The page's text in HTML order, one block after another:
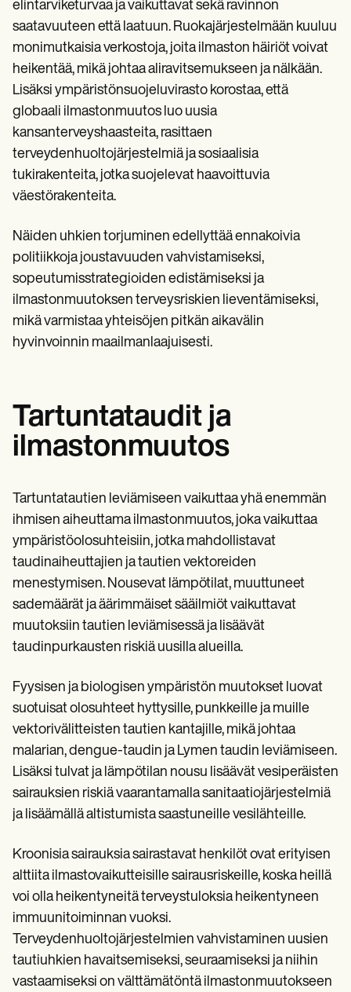
elintarviketurvaa ja vaikuttavat sekä ravinnon
saatavuuteen että laatuun. Ruokajärjestelmään kuuluu
monimutkaisia verkostoja, joita ilmaston häiriöt voivat
heikentää, mikä johtaa aliravitsemukseen ja nälkään.
Lisäksi ympäristönsuojeluvirasto korostaa, että
globaali ilmastonmuutos luo uusia
kansanterveyshaasteita, rasittaen
terveydenhuoltojärjestelmiä ja sosiaalisia
tukirakenteita, jotka suojelevat haavoittuvia
väestörakenteita.
Näiden uhkien torjuminen edellyttää ennakoivia
politiikkoja joustavuuden vahvistamiseksi,
sopeutumisstrategioiden edistämiseksi ja
ilmastonmuutoksen terveysriskien lieventämiseksi,
mikä varmistaa yhteisöjen pitkän aikavälin
hyvinvoinnin maailmanlaajuisesti.
Tartuntataudit ja
ilmastonmuutos
Tartuntatautien leviämiseen vaikuttaa yhä enemmän
ihmisen aiheuttama ilmastonmuutos, joka vaikuttaa
ympäristöolosuhteisiin, jotka mahdollistavat
taudinaiheuttajien ja tautien vektoreiden
menestymisen. Nousevat lämpötilat, muuttuneet
sademäärät ja äärimmäiset sääilmiöt vaikuttavat
muutoksiin tautien leviämisessä ja lisäävät
taudinpurkausten riskiä uusilla alueilla.
Fyysisen ja biologisen ympäristön muutokset luovat
suotuisat olosuhteet hyttysille, punkkeille ja muille
vektorivälitteisten tautien kantajille, mikä johtaa
malarian, dengue-taudin ja Lymen taudin leviämiseen.
Lisäksi tulvat ja lämpötilan nousu lisäävät vesiperäisten
sairauksien riskiä vaarantamalla sanitaatiojärjestelmiä
ja lisäämällä altistumista saastuneille vesilähteille.
Kroonisia sairauksia sairastavat henkilöt ovat erityisen
alttiita ilmastovaikutteisille sairausriskeille, koska heillä
voi olla heikentyneitä terveystuloksia heikentyneen
immuunitoiminnan vuoksi.
Terveydenhuoltojärjestelmien vahvistaminen uusien
tautiuhkien havaitsemiseksi, seuraamiseksi ja niihin
vastaamiseksi on välttämätöntä ilmastonmuutokseen